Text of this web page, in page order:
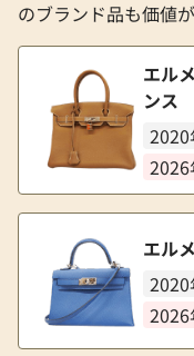
のブランド品も価値
エル
ンス
エル